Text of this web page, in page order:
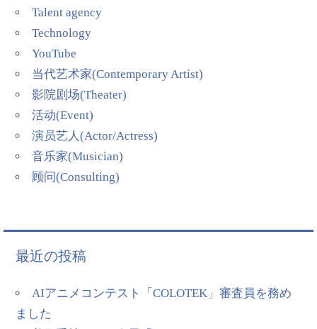
Talent agency
Technology
YouTube
当代艺术家(Contemporary Artist)
影院剧场(Theater)
活动(Event)
演员艺人(Actor/Actress)
音乐家(Musician)
顾问(Consulting)
最近の投稿
AIアニメコンテスト「COLOTEK」審査員を務め
ました